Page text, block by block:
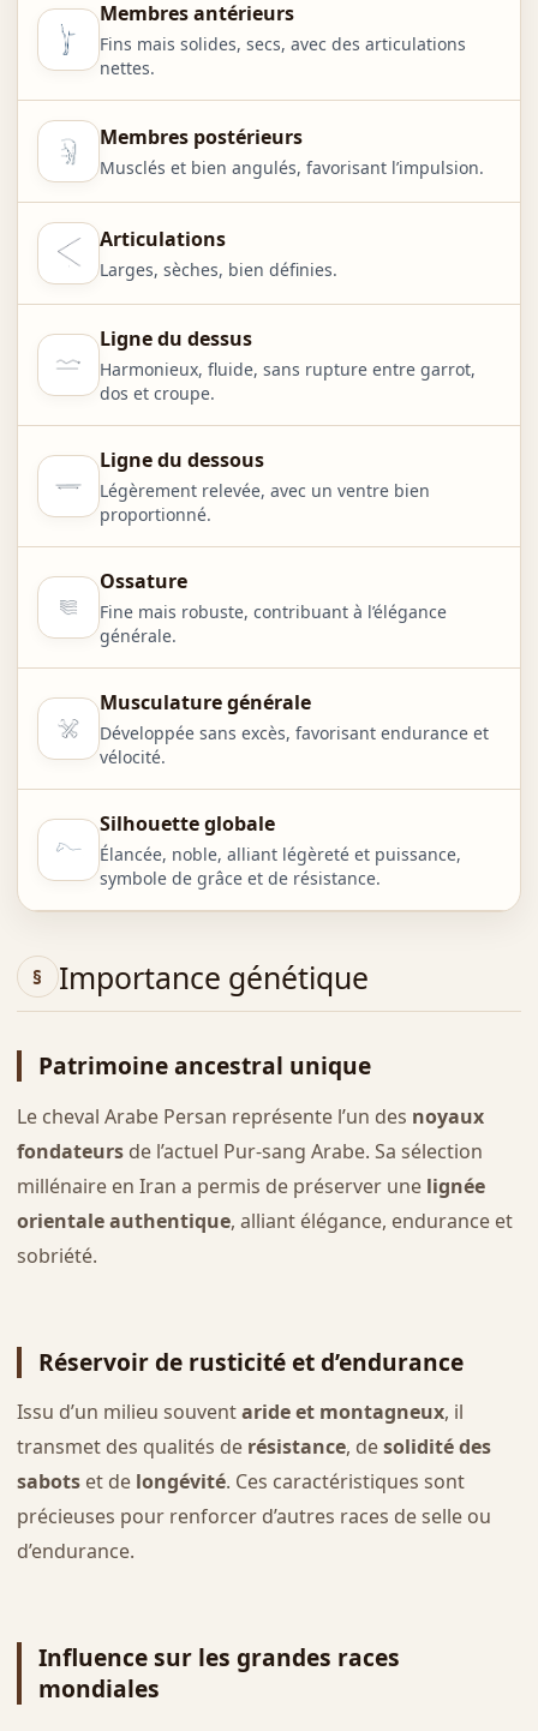
Membres antérieurs
Fins mais solides, secs, avec des articulations
nettes.
Membres postérieurs
Musclés et bien angulés, favorisant l’impulsion.
Articulations
Larges, sèches, bien définies.
Ligne du dessus
Harmonieux, fluide, sans rupture entre garrot,
dos et croupe.
Ligne du dessous
Légèrement relevée, avec un ventre bien
proportionné.
Ossature
Fine mais robuste, contribuant à l’élégance
générale.
Musculature générale
Développée sans excès, favorisant endurance et
vélocité.
Silhouette globale
Élancée, noble, alliant légèreté et puissance,
symbole de grâce et de résistance.
Importance génétique
Patrimoine ancestral unique
Le cheval Arabe Persan représente l’un des noyaux
fondateursde l’actuel Pur-sang Arabe. Sa sélection
millénaire en Iran a permis de préserver une lignée
orientale authentique, alliant élégance, endurance et
sobriété.
Réservoir de rusticité et d’endurance
Issu d’un milieu souventaride et montagneux, il
transmet des qualités de résistance, desolidité des
sabotset de longévité. Ces caractéristiques sont
précieuses pour renforcer d’autres races de selle ou
d’endurance.
Influence sur les grandes races
mondiales